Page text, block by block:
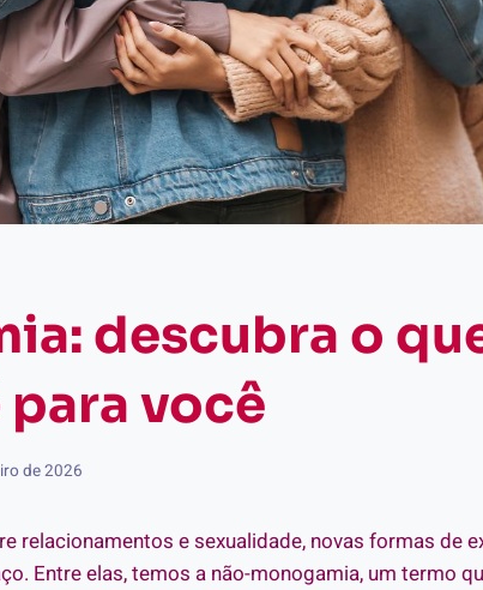
descubra o
você
de 2026
relacionamentos e sexualidade, novas formas de
Entre elas, temos a não-monogamia, um termo